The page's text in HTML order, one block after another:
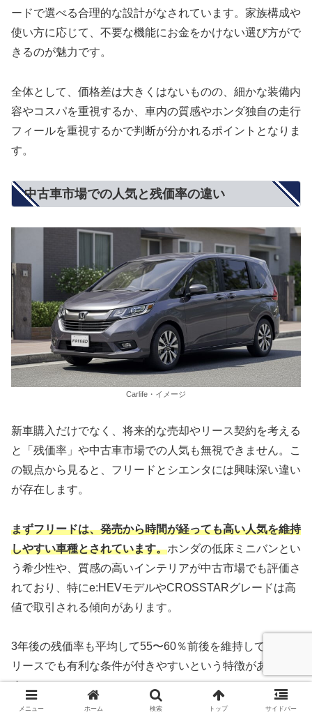
ードで選べる合理的な設計がなされています。家族構成や
使い方に応じて、不要な機能にお金をかけない選び方がで
きるのが魅力です。
全体として、価格差は大きくはないものの、細かな装備内
容やコスパを重視するか、車内の質感やホンダ独自の走行
フィールを重視するかで判断が分かれるポイントとなりま
す。
中古車市場での人気と残価率の違い
Carlife・イメージ
新車購入だけでなく、将来的な売却やリース契約を考える
と「残価率」や中古車市場での人気も無視できません。こ
の観点から見ると、フリードとシエンタには興味深い違い
が存在します。
まずフリードは、発売から時間が経っても高い人気を維持
しやすい車種とされています。ホンダの低床ミニバンとい
う希少性や、質感の高いインテリアが中古市場でも評価さ
れており、特にe:HEVモデルやCROSSTARグレードは高
値で取引される傾向があります。
3年後の残価率も平均して55〜60％前後を維持しており、
リースでも有利な条件が付きやすいという特徴がありま
す。
メニュー ホーム 検索 トップ サイドバー